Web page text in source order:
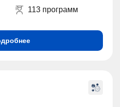
113 программ